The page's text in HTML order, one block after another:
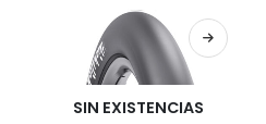
SIN EXISTENCIAS